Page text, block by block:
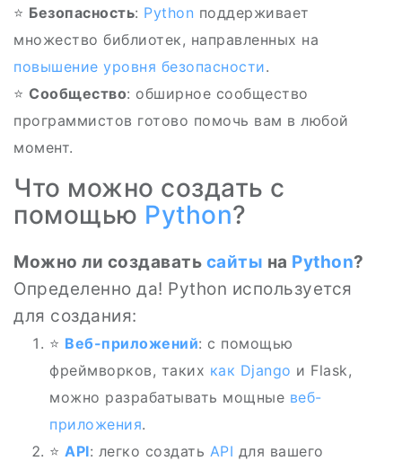
⭐ Безопасность: Python поддерживает
множество библиотек, направленных на
повышение уровня безопасности.
⭐ Сообщество: обширное сообщество
программистов готово помочь вам в любой
момент.
Что можно создать с
помощью Python?
Можно ли создавать сайты на Python?
Определенно да! Python используется
для создания:
⭐ Веб-приложений: с помощью
фреймворков, таких как Django и Flask,
можно разрабатывать мощные веб-
приложения.
⭐ API: легко создать API для вашего